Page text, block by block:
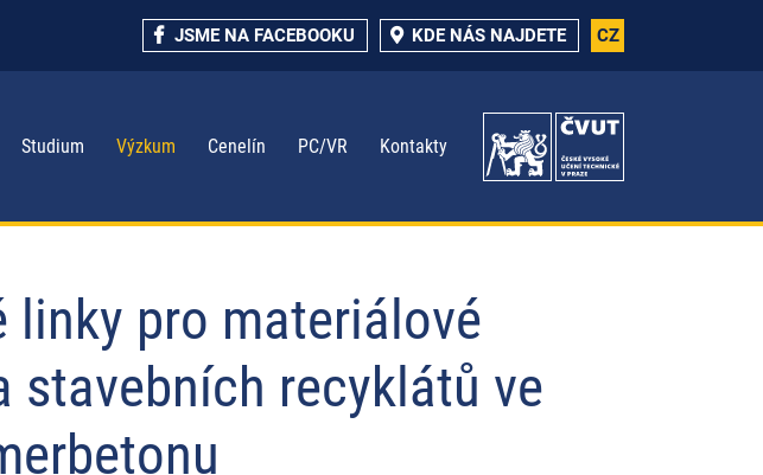
JSME NA FACEBOOKU KDE NÁS NAJDETE CZ
Studium Výzkum Cenelín PC/VR Kontakty
linky pro materiálové
recyklátů ve